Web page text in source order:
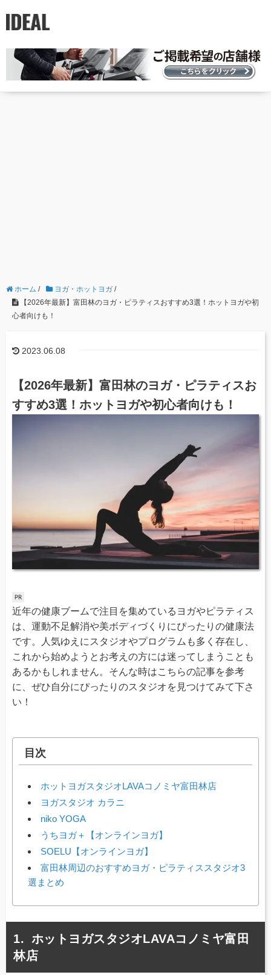
ホーム / ヨガ・ホットヨガ /
【2026年最新】富田林のヨガ・ピラティスおすすめ3選！ホットヨガや初
心者向けも！
2023.06.08
【2026年最新】富田林のヨガ・ピラティスお
すすめ3選！ホットヨガや初心者向けも！
近年の健康ブームで注目を集めているヨガやピラティス
は、運動不足解消や美ボディづくりにぴったりの健康法
です。人気ゆえにスタジオやプログラムも多く存在し、
これから始めようとお考えの方には迷ってしまうことも
あるかもしれません。そんな時はこちらの記事を参考
に、ぜひ自分にぴったりのスタジオを見つけてみて下さ
い！
目次
ホットヨガスタジオLAVAコノミヤ富田林店
ヨガスタジオ カラニ
niko YOGA
うちヨガ＋【オンラインヨガ】
SOELU【オンラインヨガ】
富田林周辺のおすすめヨガ・ピラティススタジオ3
選まとめ
ホットヨガスタジオLAVAコノミヤ富田
林店